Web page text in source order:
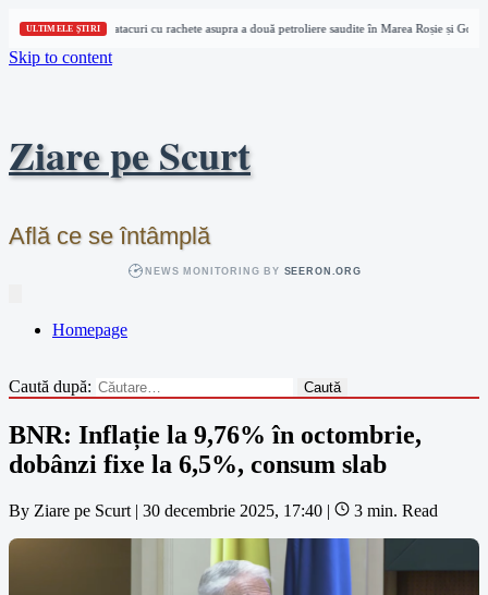
ULTIMELE ȘTIRI
Houthi revendică atacuri cu rachete asupra a două petroliere saudite în Marea Roșie și Golful
Skip to content
Ziare pe Scurt
Află ce se întâmplă
NEWS MONITORING BY SEERON.ORG
Homepage
Caută după:
BNR: Inflație la 9,76% în octombrie,
dobânzi fixe la 6,5%, consum slab
By Ziare pe Scurt | 30 decembrie 2025, 17:40 | 3 min. Read